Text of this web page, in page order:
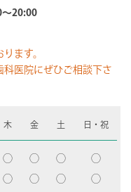
～20:00
ます。
科医院にぜひご相談下さ
木 金 土 日・祝
◯ ◯ ◯ ◯
◯ ◯ ◯ ◯